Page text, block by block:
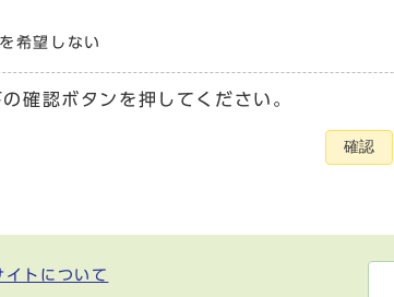
希望しない
確認ボタンを押してください。
確認
イトについて